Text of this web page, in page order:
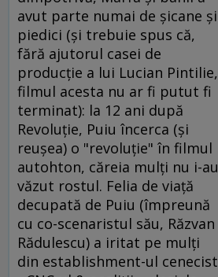
avut parte numai de şicane şi
piedici (şi trebuie spus că,
fără ajutorul casei de
producţie a lui Lucian Pintilie,
filmul acesta nu ar fi putut fi
terminat): la 12 ani după
Revoluţie, Puiu încerca (şi
reuşea) o "revoluţie" în filmul
autohton, căreia mulţi nu i-au
văzut rostul. Felia de viaţă
decupată de Puiu (împreună
cu co-scenaristul său, Răzvan
Rădulescu) a iritat pe mulţi
din establishment-ul cenecist